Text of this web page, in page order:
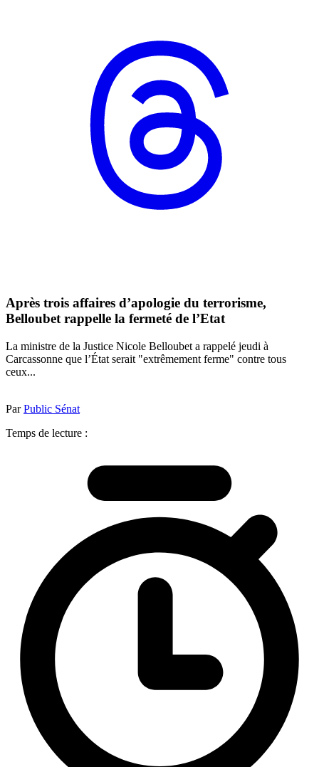
Après trois affaires d’apologie du terrorisme,
Belloubet rappelle la fermeté de l’Etat
La ministre de la Justice Nicole Belloubet a rappelé jeudi à
Carcassonne que l’État serait "extrêmement ferme" contre tous
ceux...
ParPublic Sénat
Temps de lecture :